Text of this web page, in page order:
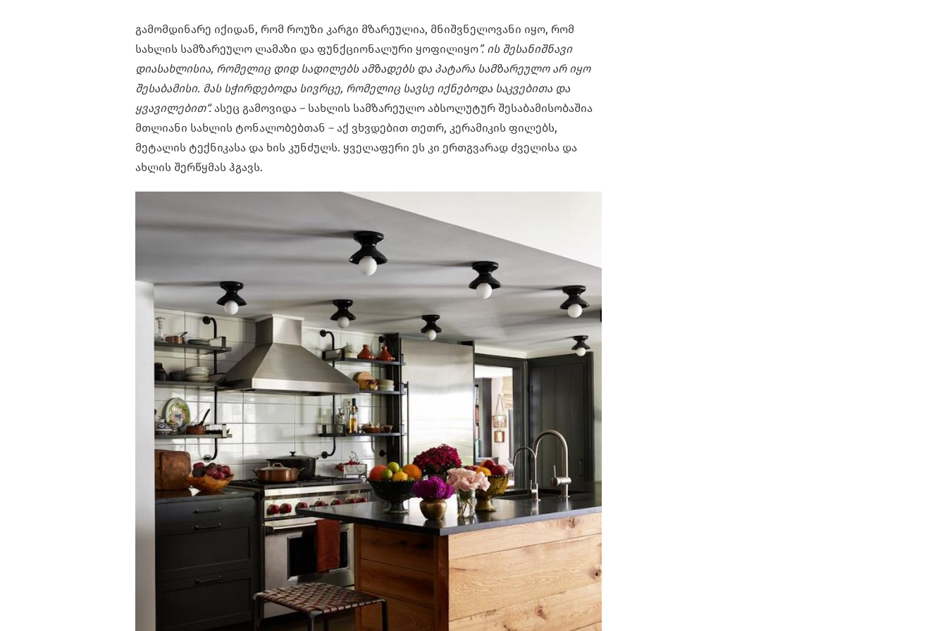
გამომდინარე იქიდან, რომ როუზი კარგი მზარეულია, მნიშვნელოვანი იყო, რომ
სახლის სამზარეულო ლამაზი და ფუნქციონალური ყოფილიყო”. ის შესანიშნავი
დიასახლისია, რომელიც დიდ სადილებს ამზადებს და პატარა სამზარეულო არ იყო
შესაბამისი. მას სჭირდებოდა სივრცე, რომელიც სავსე იქნებოდა საკვებითა და
ყვავილებით“.ასეც გამოვიდა – სახლის სამზარეულო აბსოლუტურ შესაბამისობაშია
მთლიანი სახლის ტონალობებთან – აქ ვხვდებით თეთრ, კერამიკის ფილებს,
მეტალის ტექნიკასა და ხის კუნძულს. ყველაფერი ეს კი ერთგვარად ძველისა და
ახლის შერწყმას ჰგავს.